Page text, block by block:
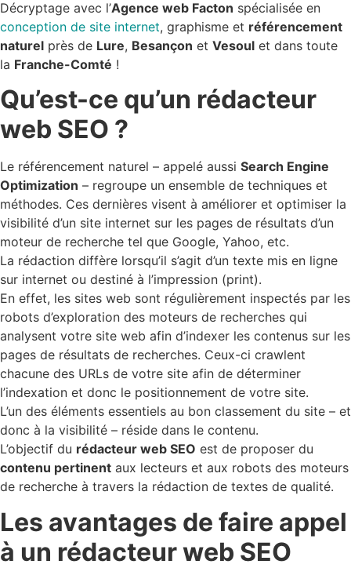
Décryptage avec l’Agence web Facton spécialisée en
conception de site internet, graphisme et référencement
naturel près de Lure, Besançon et Vesoul et dans toute
la Franche-Comté !
Qu’est-ce qu’un rédacteur
web SEO ?
Le référencement naturel – appelé aussi Search Engine
Optimization – regroupe un ensemble de techniques et
méthodes. Ces dernières visent à améliorer et optimiser la
visibilité d’un site internet sur les pages de résultats d’un
moteur de recherche tel que Google, Yahoo, etc.
La rédaction diffère lorsqu’il s’agit d’un texte mis en ligne
sur internet ou destiné à l’impression (print).
En effet, les sites web sont régulièrement inspectés par les
robots d’exploration des moteurs de recherches qui
analysent votre site web afin d’indexer les contenus sur les
pages de résultats de recherches. Ceux-ci crawlent
chacune des URLs de votre site afin de déterminer
l’indexation et donc le positionnement de votre site.
L’un des éléments essentiels au bon classement du site – et
donc à la visibilité – réside dans le contenu.
L’objectif du rédacteur web SEO est de proposer du
contenu pertinent aux lecteurs et aux robots des moteurs
de recherche à travers la rédaction de textes de qualité.
Les avantages de faire appel
à un rédacteur web SEO